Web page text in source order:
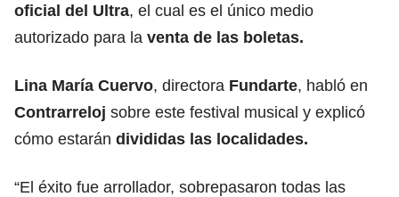
oficial del Ultra, el cual es el único medio
autorizado para la venta de las boletas.
Lina María Cuervo, directora Fundarte, habló en
Contrarreloj sobre este festival musical y explicó
cómo estarán divididas las localidades.
“El éxito fue arrollador, sobrepasaron todas las